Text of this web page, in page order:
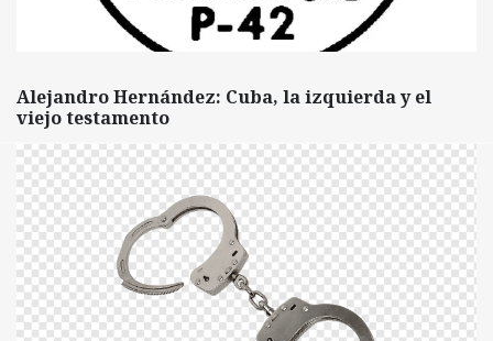
Alejandro Hernández: Cuba, la izquierda y el
viejo testamento